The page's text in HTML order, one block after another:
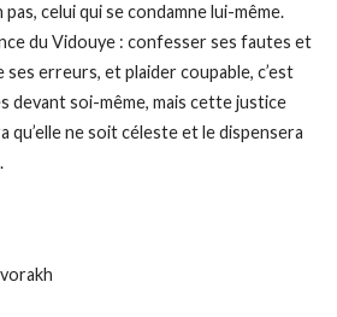
celui qui se condamne lui-même.
du Vidouye : confesser ses fautes et
erreurs, et plaider coupable, c’est
devant soi-même, mais cette justice
qu’elle ne soit céleste et le dispensera